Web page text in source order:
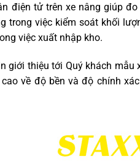
điện tử trên xe nâng giúp
trong việc kiểm soát khối
việc xuất nhập kho.
giới thiệu tới Quý khách
về độ bền và độ chính